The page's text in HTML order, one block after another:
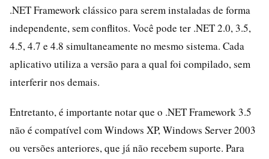
.NET Framework clássico para serem instaladas de forma
independente, sem conflitos. Você pode ter .NET 2.0, 3.5,
4.5, 4.7 e 4.8 simultaneamente no mesmo sistema. Cada
aplicativo utiliza a versão para a qual foi compilado, sem
interferir nos demais.
Entretanto, é importante notar que o .NET Framework 3.5
não é compatível com Windows XP, Windows Server 2003
ou versões anteriores, que já não recebem suporte. Para